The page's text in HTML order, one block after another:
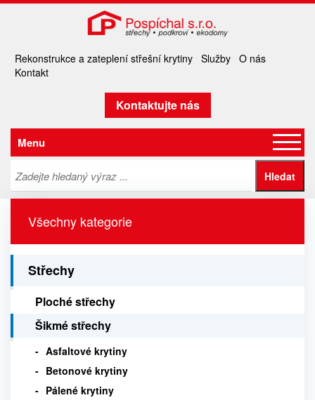
Rekonstrukce a zateplení střešní krytiny Služby O nás
Kontakt
Kontaktujte nás
Menu
Všechny kategorie
Střechy
Ploché střechy
Šikmé střechy
Asfaltové krytiny
Betonové krytiny
Pálené krytiny